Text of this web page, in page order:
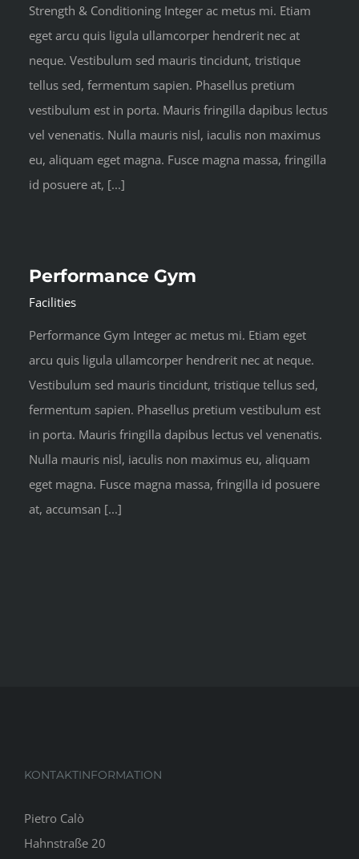
Strength & Conditioning Integer ac metus mi. Etiam
eget arcu quis ligula ullamcorper hendrerit nec at
neque. Vestibulum sed mauris tincidunt, tristique
tellus sed, fermentum sapien. Phasellus pretium
vestibulum est in porta. Mauris fringilla dapibus lectus
vel venenatis. Nulla mauris nisl, iaculis non maximus
eu, aliquam eget magna. Fusce magna massa, fringilla
id posuere at, [...]
Performance Gym
Facilities
Performance Gym Integer ac metus mi. Etiam eget
arcu quis ligula ullamcorper hendrerit nec at neque.
Vestibulum sed mauris tincidunt, tristique tellus sed,
fermentum sapien. Phasellus pretium vestibulum est
in porta. Mauris fringilla dapibus lectus vel venenatis.
Nulla mauris nisl, iaculis non maximus eu, aliquam
eget magna. Fusce magna massa, fringilla id posuere
at, accumsan [...]
KONTAKTINFORMATION
Pietro Calò
Hahnstraße 20